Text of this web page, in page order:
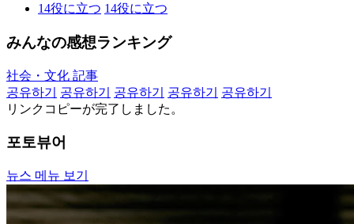
14役に立つ 14役に立つ
みんなの感想ランキング
社会・文化 記事
공유하기
공유하기 공유하기 공유하기
공유하기
リンクコピーが完了しました。
포토뷰어
뉴스 메뉴 보기